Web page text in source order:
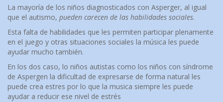
La mayoría de los niños diagnosticados con Asperger, al igual
que el autismo, pueden carecen de las habilidades sociales.
Esta falta de habilidades que les permiten participar plenamente
en el juego y otras situaciones sociales la música les puede
ayudar mucho también.
En los dos caso, lo niños autistas como los niños con síndrome
de Aspergen la dificultad de expresarse de forma natural les
puede crea estres por lo que la musica siempre les puede
ayudar a reducir ese nivel de estrés